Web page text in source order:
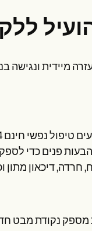
מיידית ונגישה
הבעות פנים כדי
מספק נקודת מבט